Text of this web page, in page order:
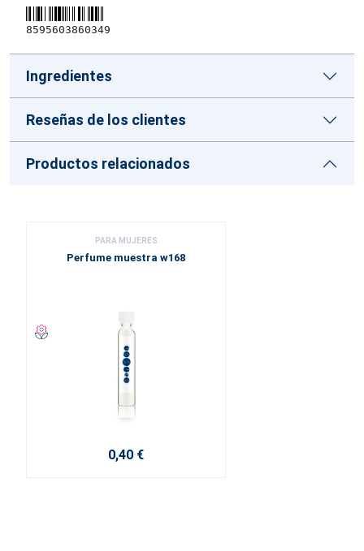
8595603860349
Ingredientes
Reseñas de los clientes
Productos relacionados
PARA MUJERES
Perfume muestra w168
0,40 €